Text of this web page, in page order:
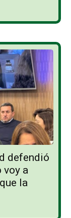
defendió
voy a
la